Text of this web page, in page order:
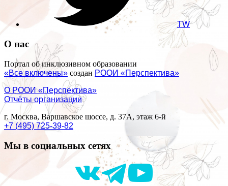
TW
О нас
Портал об инклюзивном образовании
«Все включены» создан РООИ «Перспектива»
О РООИ «Перспектива»
Отчёты организации
г. Москва, Варшавское шоссе, д. 37А, этаж 6-й
+7 (495) 725-39-82
Мы в социальных сетях